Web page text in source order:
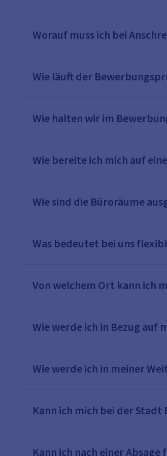
Worauf muss ich bei
Wie läuft der
Wie halten wir im
Wie bereite ich mich auf
Wie sind die Büroräume
Was bedeutet bei uns
Von welchem Ort kann ich
Wie werde ich in Bezug
Wie werde ich in meiner
Kann ich mich bei der
Kann ich nach einer